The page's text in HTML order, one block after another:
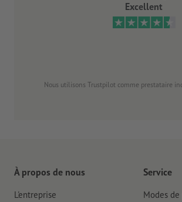
Excellent
Nous utilisons Trustpilot comme prestataire
À propos de nous
L'entreprise
Service
Modes